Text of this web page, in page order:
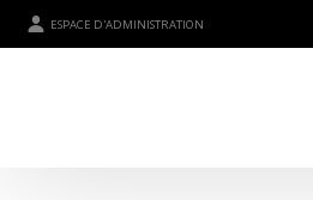
ESPACE D'ADMINISTRATION